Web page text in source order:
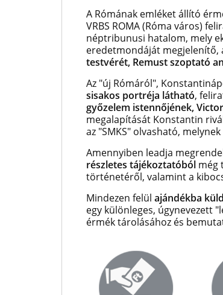
A Rómának emléket állító
VRBS ROMA (Róma város)
néptribunusi hatalom, mely
eredetmondáját megjelenítő,
testvérét, Remust szoptató
Az "új Rómáról",
sisakos portréja látható,
győzelem istennőjének,
megalapítását Konstantin
az "SMKS" olvasható,
Amennyiben leadja
részletes tájékoztatóból még
történetéről, valamint a
Mindezen felül ajándékba
egy különleges, úgynevezett
érmék tárolásához és